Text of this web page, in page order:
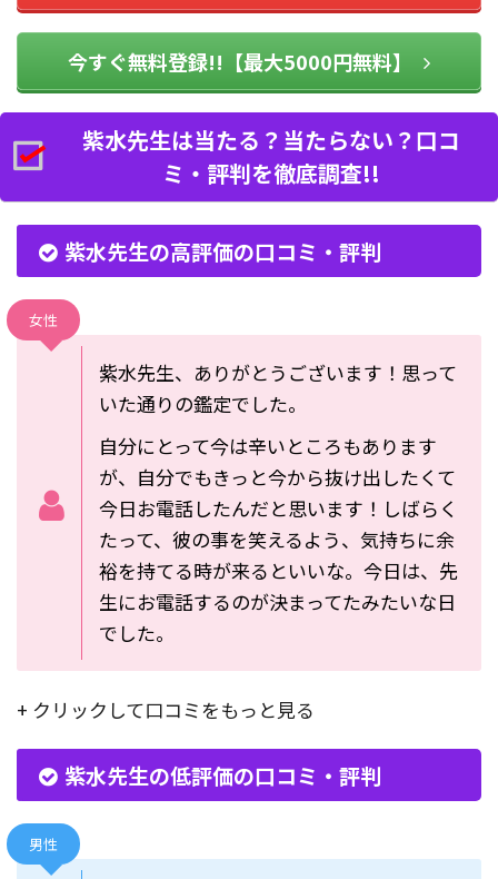
今すぐ無料登録!!【最大5000円無料】
紫水先生は当たる？当たらない？口コ
ミ・評判を徹底調査!!
紫水先生の高評価の口コミ・評判
女性
紫水先生、ありがとうございます！ 思って
いた通りの鑑定でした。
自分にとって今は辛いところもあります
が、自分でもきっと今から抜け出したくて
今日お電話したんだと思います！ しばらく
たって、彼の事を笑えるよう、気持ちに余
裕を持てる時が来るといいな。 今日は、先
生にお電話するのが決まってたみたいな日
でした。
+ クリックして口コミをもっと見る
紫水先生の低評価の口コミ・評判
男性